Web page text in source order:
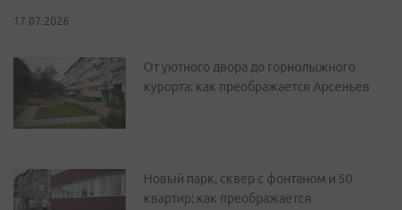
17.07.2026
От уютного двора до горнолыжного
курорта: как преображается Арсеньев
Новый парк, сквер с фонтаном и 50
квартир: как преображается